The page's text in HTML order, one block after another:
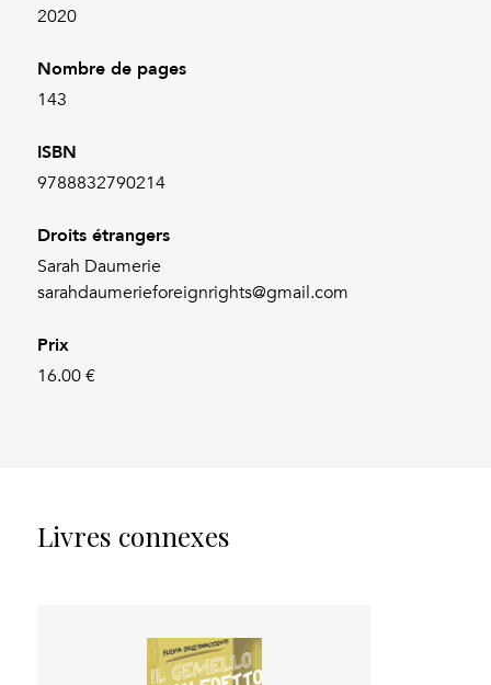
2020
Nombre de pages
143
ISBN
9788832790214
Droits étrangers
Sarah Daumerie
sarahdaumerieforeignrights@gmail.com
Prix
16.00 €
Livres connexes